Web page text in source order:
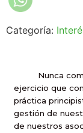
Categoría:
Nunca
ejercicio que
práctica
gestión de
de nuestros